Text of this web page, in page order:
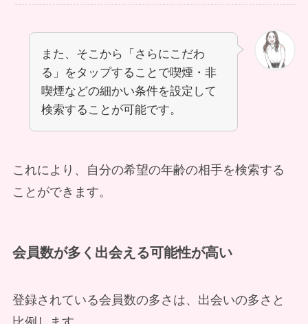
また、そこから「さらにこだわ
る」をタップすることで喫煙・非
喫煙などの細かい条件を設定して
検索することが可能です。
これにより、自分の希望の年齢の相手を検索する
ことができます。
会員数が多く出会える可能性が高い
登録されている会員数の多さは、出会いの多さと